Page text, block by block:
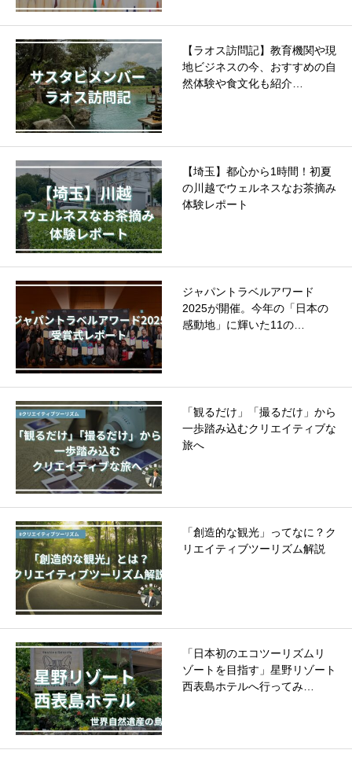
【ラオス訪問記】教育機関や現
地ビジネスの今、おすすめの自
然体験や食文化も紹介…
【埼玉】都心から1時間！初夏
の川越でウェルネスなお茶摘み
体験レポート
ジャパントラベルアワード
2025が開催。今年の「日本の
感動地」に輝いた11の…
「観るだけ」「撮るだけ」から
一歩踏み込むクリエイティブな
旅へ
「創造的な観光」ってなに？ク
リエイティブツーリズム解説
「日本初のエコツーリズムリ
ゾートを目指す」星野リゾート
西表島ホテルへ行ってみ…